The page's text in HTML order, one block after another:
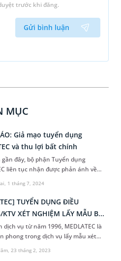
trước khi đăng.
Gửi bình luận
MỤC
1 tháng 7, 2024
Giả mạo tuyển dụng
và thu lợi bất chính
đây, bộ phận Tuyển dụng
liên tục nhận được phản ánh về
giả mạo thương hiệu, lôi kéo ứng
ký việc làm và yêu cầu nộp những
phí bất hợp lý nhằm thu lợi. Đây là
tổn hại nghiêm trọng đến danh dự
và cá nhân các ứng viên,
xin đưa ra cảnh báo để ứng viên cẩn
trong quá trình ứng tuyển.
23 tháng 2, 2023
TUYỂN DỤNG ĐIỀU
XÉT NGHIỆM LẤY MẪU B...
dịch vụ từ năm 1996, MEDLATEC là
phong trong dịch vụ lấy mẫu xét
nơi. Với 25 năm kinh nghiệm và
2 triệu lượt khách hàng/năm,